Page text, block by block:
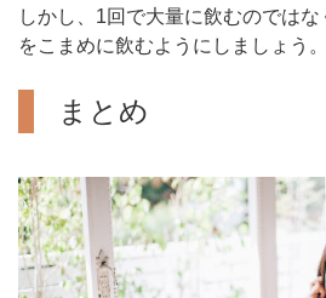
しかし、1回で大量に飲むのでは
をこまめに飲むようにしましょう。
まとめ